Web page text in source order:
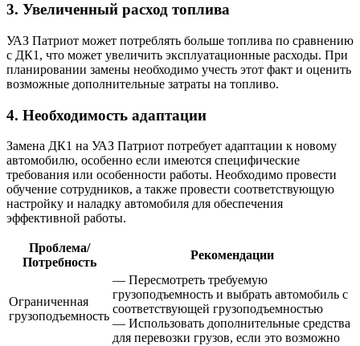
3. Увеличенный расход топлива
УАЗ Патриот может потреблять больше топлива по сравнению
с ДК1, что может увеличить эксплуатационные расходы. При
планировании замены необходимо учесть этот факт и оценить
возможные дополнительные затраты на топливо.
4. Необходимость адаптации
Замена ДК1 на УАЗ Патриот потребует адаптации к новому
автомобилю, особенно если имеются специфические
требования или особенности работы. Необходимо провести
обучение сотрудников, а также провести соответствующую
настройку и наладку автомобиля для обеспечения
эффективной работы.
Проблема/
Потребность
Рекомендации
Ограниченная
грузоподъемность
— Пересмотреть требуемую
грузоподъемность и выбрать автомобиль с
соответствующей грузоподъемностью
— Использовать дополнительные средства
для перевозки грузов, если это возможно